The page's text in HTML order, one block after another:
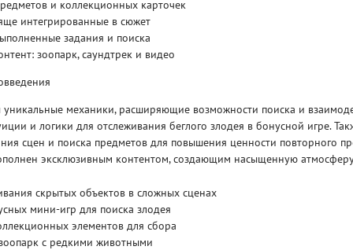
и коллекционных карточек
интегрированные в сюжет
задания и поиска
зоопарк, саундтрек и видео
уникальные механики, расширяющие возможности поиска и
и логики для отслеживания беглого злодея в бонусной игре.
сцен и поиска предметов для повышения ценности повторного
эксклюзивным контентом, создающим насыщенную
скрытых объектов в сложных сценах
мини-игр для поиска злодея
элементов для сбора
с редкими животными
SHADOW OF THE ERDTREE